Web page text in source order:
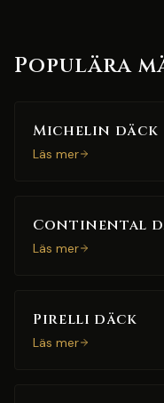
Populära
Michelin däck
Läs mer
Continental
Läs mer
Pirelli däck
Läs mer